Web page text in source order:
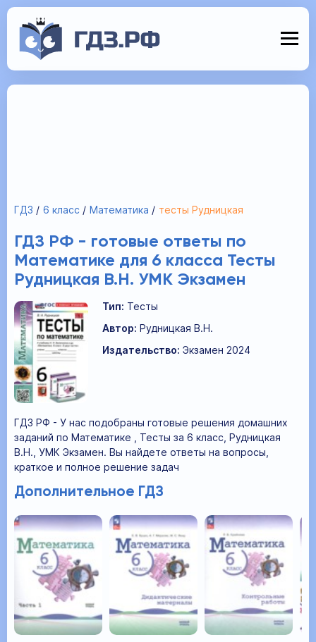
ГДЗ 6 класс Математика тесты Рудницкая
ГДЗ РФ - готовые ответы по
Математике для 6 класса Тесты
Рудницкая В.Н. УМК Экзамен
Тип: Тесты
Автор: Рудницкая В.Н.
Издательство: Экзамен 2024
ГДЗ РФ - У нас подобраны готовые решения домашних
заданий по Математике , Тесты за 6 класс, Рудницкая
В.Н., УМК Экзамен. Вы найдете ответы на вопросы,
краткое и полное решение задач
Дополнительное ГДЗ